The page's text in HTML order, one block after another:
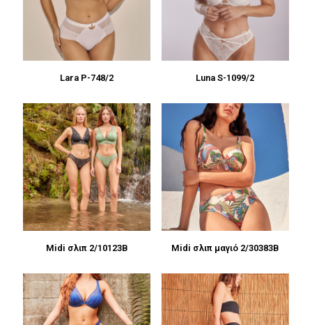
Lara P-748/2 Luna S-1099/2
Midi σλιπ 2/10123B Midi σλιπ μαγιό 2/30383B